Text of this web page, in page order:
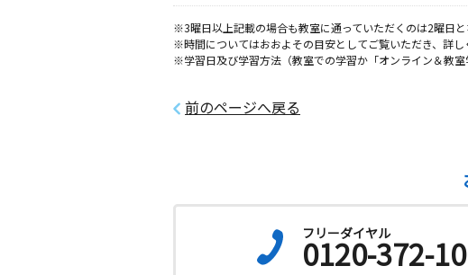
※3曜日以上記載の場合も教室に通っていただくのは2曜日と
※時間についてはおおよその目安としてご覧いただき、詳
※学習日及び学習方法（教室での学習か「オンライン＆教
前のページへ戻る
フリーダイヤル
0120-372-